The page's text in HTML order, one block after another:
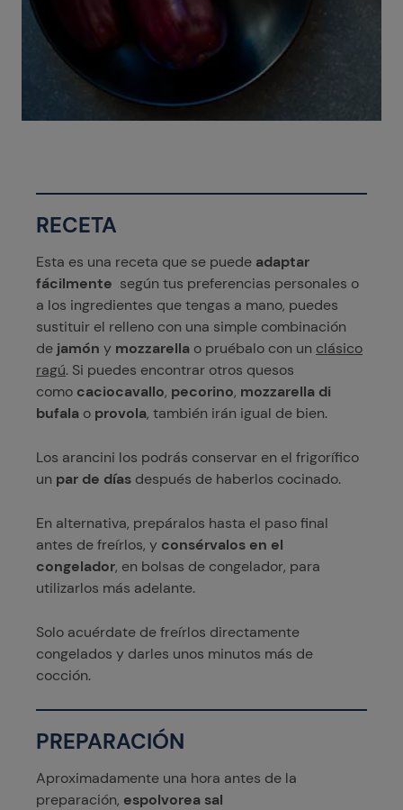
RECETA
Esta es una receta que se puede adaptar
fácilmente según tus preferencias personales o
a los ingredientes que tengas a mano, puedes
sustituir el relleno con una simple combinación
de jamón y mozzarella o pruébalo con un clásico
ragú. Si puedes encontrar otros quesos
como caciocavallo, pecorino, mozzarella di
bufala o provola, también irán igual de bien.
Los arancini los podrás conservar en el frigorífico
un par de días después de haberlos cocinado.
En alternativa, prepáralos hasta el paso final
antes de freírlos, y consérvalos en el
congelador, en bolsas de congelador, para
utilizarlos más adelante.
Solo acuérdate de freírlos directamente
congelados y darles unos minutos más de
cocción.
PREPARACIÓN
Aproximadamente una hora antes de la
preparación, espolvorea sal